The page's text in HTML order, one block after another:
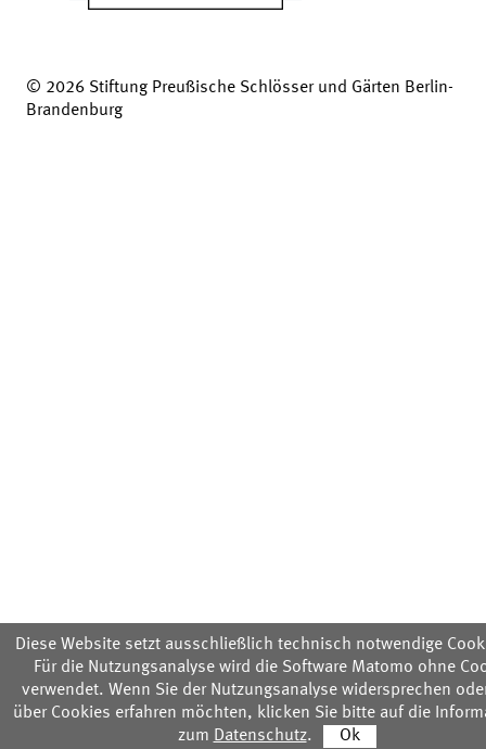
© 2026 Stiftung Preußische Schlösser und Gärten Berlin-
Brandenburg
Diese Website setzt ausschließlich technisch notwendige
Für die Nutzungsanalyse wird die Software Matomo ohne
verwendet. Wenn Sie der Nutzungsanalyse widersprechen
über Cookies erfahren möchten, klicken Sie bitte auf die
zum Datenschutz. Ok